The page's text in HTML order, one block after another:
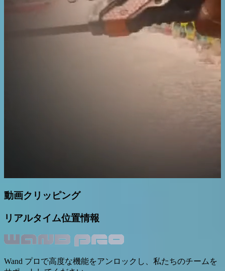
動画クリッピング
リアルタイム位置情報
Wand プロで高度な機能をアンロックし、私たちのチームを